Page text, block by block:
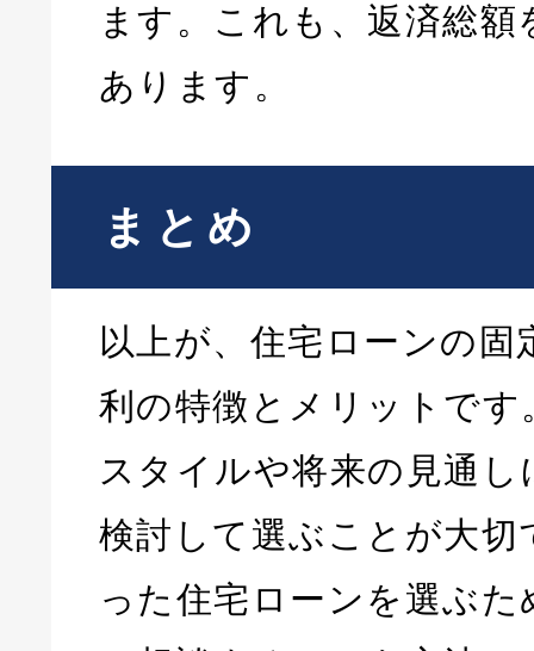
ます。これも、返済総
あります。
まとめ
以上が、住宅ローンの固
利の特徴とメリットです
スタイルや将来の見通
検討して選ぶことが大切
った住宅ローンを選ぶ